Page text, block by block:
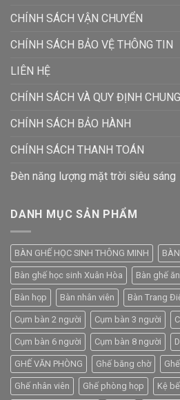
CHÍNH SÁCH VẬN CHUYỂN
CHÍNH SÁCH BẢO VỆ THÔNG TIN
LIÊN HỆ
CHÍNH SÁCH VÀ QUY ĐỊNH CHUNG
CHÍNH SÁCH BẢO HÀNH
CHÍNH SÁCH THANH TOÁN
Đèn năng lượng mặt trời siêu sáng
DANH MỤC SẢN PHẨM
BÀN GHẾ HỌC SINH THÔNG MINH
Bàn ghế học sinh Xuân Hòa Bàn ghế
Bàn họp Bàn nhân viên Bàn Trang
Cụm bàn 2 người Cụm bàn 3 người
Cụm bàn 6 người Cụm bàn 8 người
GHẾ VĂN PHÒNG Ghế băng chờ
Ghế nhân viên Ghế phòng họp Kệ